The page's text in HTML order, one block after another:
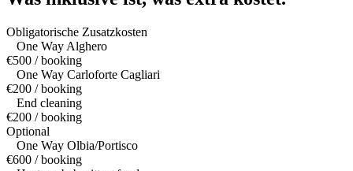
Obligatorische Zusatzkosten
One Way Alghero
€500 / booking
One Way Carloforte Cagliari
€200 / booking
End cleaning
€200 / booking
Optional
One Way Olbia/Portisco
€600 / booking